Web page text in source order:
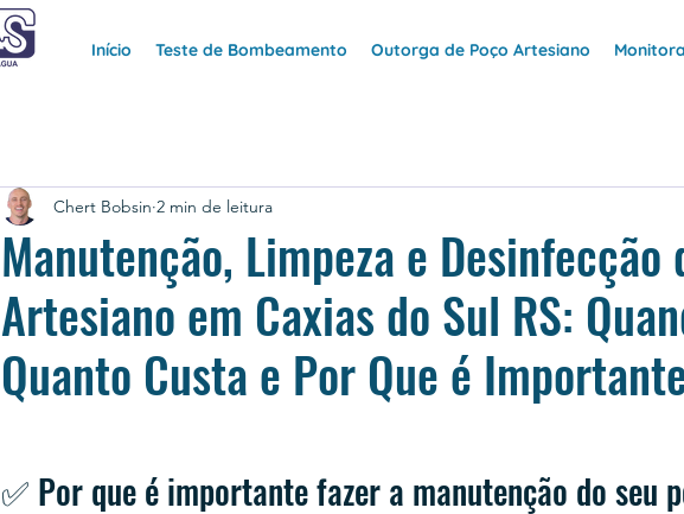
Início Teste de Bombeamento Outorga de Poço Artesiano
Manutenção, Limpeza e Desinfecção
Artesiano em Caxias do Sul RS:
Quanto Custa e Por Que é
Chert Bobsin 2 min de leitura
✅ Por que é importante fazer a manutenção do seu